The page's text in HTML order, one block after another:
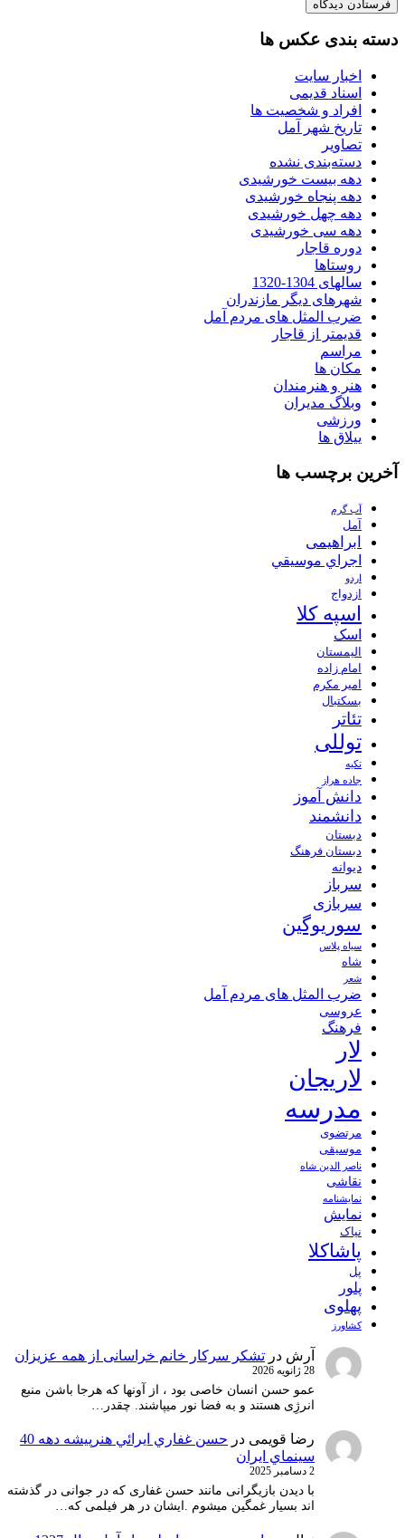
دسته بندی عکس ها
اخبار سایت
اسناد قدیمی
افراد و شخصیت ها
تاریخ شهر آمل
تصاویر
دسته‌بندی نشده
دهه بیست خورشیدی
دهه پنجاه خورشیدی
دهه چهل خورشیدی
دهه سی خورشیدی
دوره قاجار
روستاها
سالهای 1304-1320
شهرهای دیگر مازندران
ضرب المثل های مردم آمل
قدیمتر از قاجار
مراسم
مکان ها
هنر و هنرمندان
وبلاگ مدیران
ورزشی
ییلاق ها
آخرین برچسب ها
آب گرم
آمل
ابراهیمی
اجراي موسيقي
اردو
ازدواج
اسپه کلا
اسک
الیمستان
امام زاده
امیر مکرم
بسکتبال
تئاتر
توللی
تکیه
جاده هراز
دانش آموز
دانشمند
دبستان
دبستان فرهنگ
دیوانه
سرباز
سربازی
سوریوگین
سیاه پلاس
شاه
شعر
ضرب المثل های مردم آمل
عروسی
فرهنگ
لار
لاریجان
مدرسه
مرتضوی
موسیقی
ناصر الدین شاه
نقاشی
نمايشنامه
نمایش
نیاک
پاشاکلا
پل
پلور
پهلوی
کشاورز
آرش در تشکر سرکار خانم خراسانی از همه عزیزان
28 ژانویه 2026
عمو حسن انسان خاصی بود ، از آونها که هرجا باشن منبع
انرژِی هستند و به فضا نور میپاشند. چقدر…
رضا قویمی در
حسن غفاري ايرائي هنرپيشه دهه 40
سينماي ايران
2 دسامبر 2025
با دیدن بازیگرانی مانند حسن غفاری که در جوانی در گذشته
اند بسیار غمگین میشوم .ایشان در هر فیلمی که…